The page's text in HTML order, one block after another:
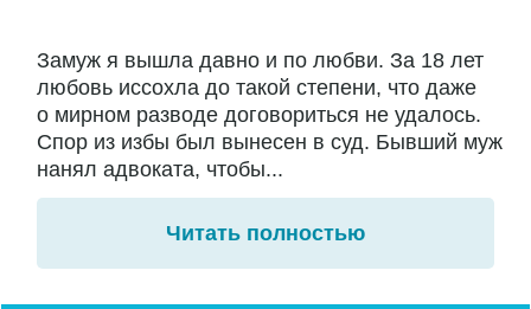
Замуж я вышла давно и по любви. За 18 лет
любовь иссохла до такой степени, что даже
о мирном разводе договориться не удалось.
Спор из избы был вынесен в суд. Бывший муж
нанял адвоката, чтобы...
Читать полностью